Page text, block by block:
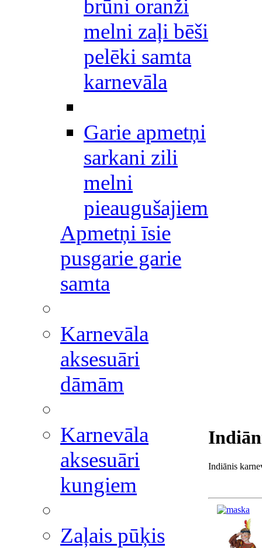
brūni oranži
melni zaļi bēši
pelēki samta
karnevāla
Garie apmetņi
sarkani zili
melni
pieaugušajiem
Apmetņi īsie
pusgarie garie
samta
Karnevāla
aksesuāri
dāmām
Karnevāla
aksesuāri
kungiem
Zaļais pūķis
Indiānis